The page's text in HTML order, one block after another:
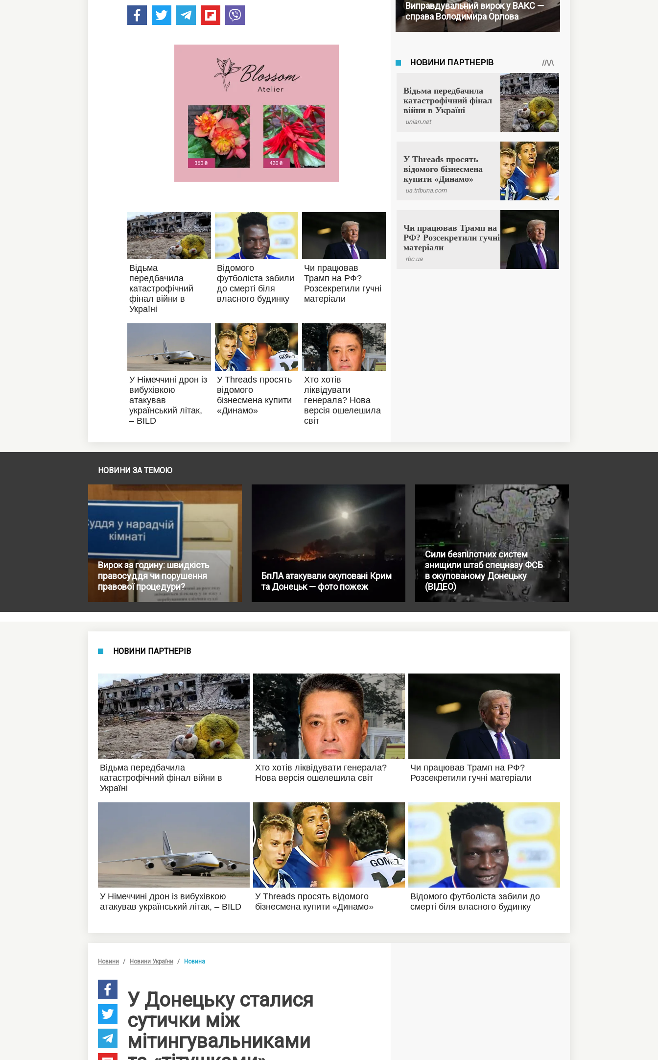
Виправдувальний вирок у ВАКС —
справа Володимира Орлова
НОВИНИ ЗА ТЕМОЮ
Вирок за годину: швидкість
правосуддя чи порушення
правової процедури?
БпЛА атакували окуповані Крим
та Донецьк — фото пожеж
Сили безпілотних систем
знищили штаб спецназу ФСБ
в окупованому Донецьку
(ВІДЕО)
НОВИНИ ПАРТНЕРІВ
Новини Новини України Новина
У Донецьку сталися
сутички між
мітингувальниками